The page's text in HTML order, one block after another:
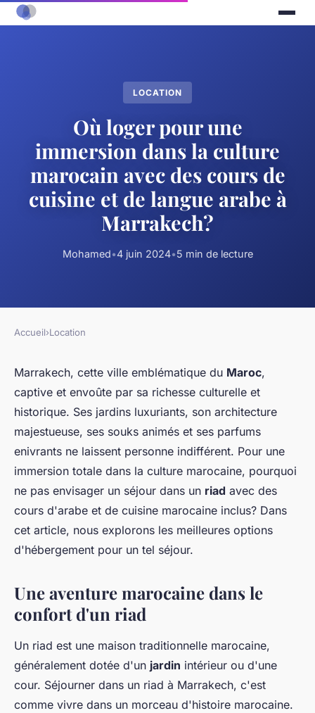
LOCATION
Où loger pour une
immersion dans la culture
marocain avec des cours de
cuisine et de langue arabe à
Marrakech?
Mohamed•4 juin 2024•5 min de lecture
Accueil›Location
Marrakech, cette ville emblématique du Maroc,
captive et envoûte par sa richesse culturelle et
historique. Ses jardins luxuriants, son architecture
majestueuse, ses souks animés et ses parfums
enivrants ne laissent personne indifférent. Pour une
immersion totale dans la culture marocaine, pourquoi
ne pas envisager un séjour dans un riad avec des
cours d'arabe et de cuisine marocaine inclus? Dans
cet article, nous explorons les meilleures options
d'hébergement pour un tel séjour.
Une aventure marocaine dans le
confort d'un riad
Un riad est une maison traditionnelle marocaine,
généralement dotée d'un jardin intérieur ou d'une
cour. Séjourner dans un riad à Marrakech, c'est
comme vivre dans un morceau d'histoire marocaine.